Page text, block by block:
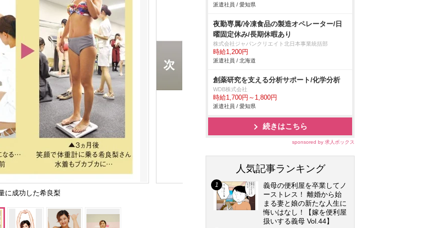
に成功した希良梨
派遣社員 / 愛知県
夜勤専属/冷凍食品の製造オペレーター/日
曜固定休み/長期休暇あり
株式会社ジャパンクリエイト北日本事業統括部
時給1,200円
派遣社員 / 北海道
創薬研究を支える分析サポート/化学分析
WDB株式会社
時給1,700円～1,800円
派遣社員 / 愛知県
続きはこちら
sponsored by 求人ボックス
人気記事ランキング
義母の便利屋を卒業してノ
ーストレス！ 離婚から始
まる妻と娘の新たな人生に
悔いはなし！【嫁を便利屋
扱いする義母 Vol.44】